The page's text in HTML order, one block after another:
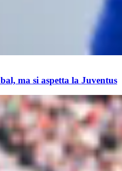
ma si aspetta la Juventus